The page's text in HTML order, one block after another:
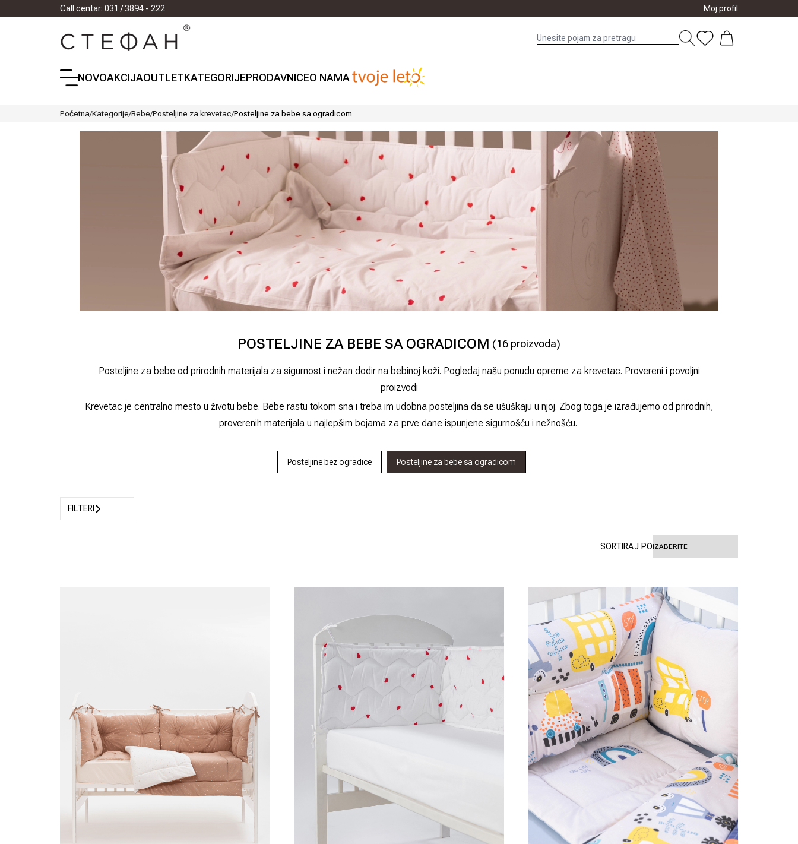
Call centar: 031 / 3894 - 222 Moj profil
NOVOAKCIJAOUTLETKATEGORIJEPRODAVNICEO NAMA
Početna/Kategorije/Bebe/Posteljine za krevetac/Posteljine za bebe sa ogradicom
POSTELJINE ZA BEBE SA OGRADICOM (16 proizvoda)
Posteljine za bebe od prirodnih materijala za sigurnost i nežan dodir na bebinoj koži. Pogledaj našu ponudu opreme za krevetac. Provereni i povoljni
proizvodi
Krevetac je centralno mesto u životu bebe. Bebe rastu tokom sna i treba im udobna posteljina da se ušuškaju u njoj. Zbog toga je izrađujemo od prirodnih,
proverenih materijala u najlepšim bojama za prve dane ispunjene sigurnošću i nežnošću.
Posteljine bez ogradice Posteljine za bebe sa ogradicom
FILTERI
SORTIRAJ PO